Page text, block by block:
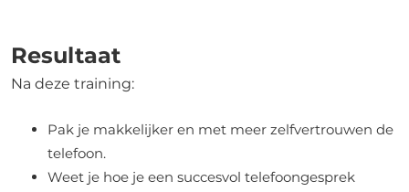
Resultaat
Na deze training:
Pak je makkelijker en met meer zelfvertrouwen de
telefoon.
Weet je hoe je een succesvol telefoongesprek